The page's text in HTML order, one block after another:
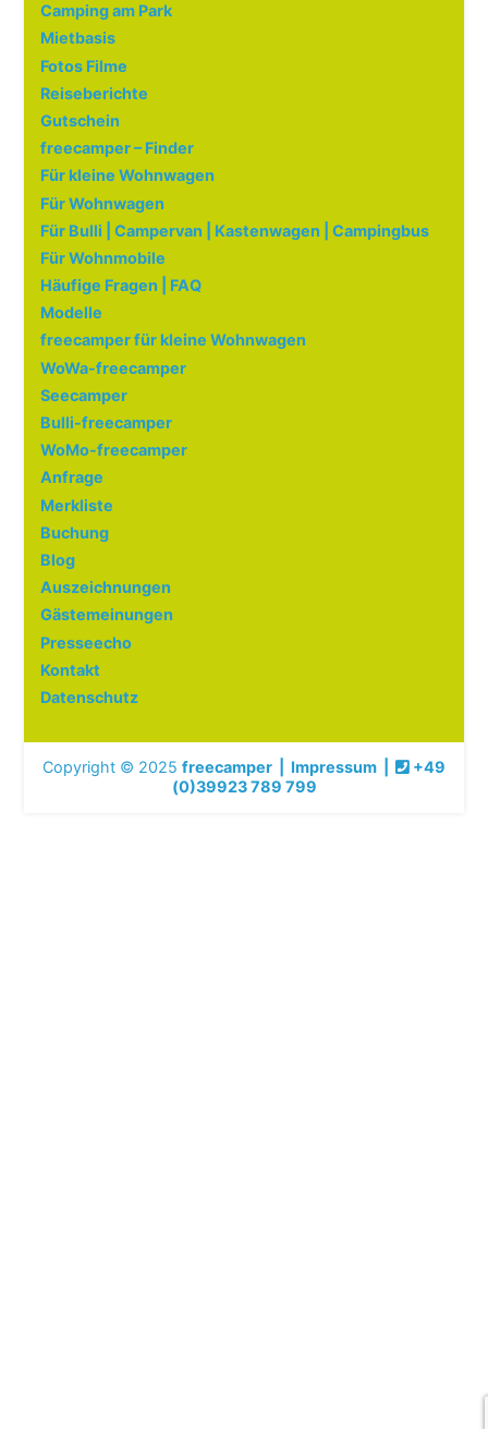
Camping am Park
Mietbasis
Fotos Filme
Reiseberichte
Gutschein
freecamper – Finder
Für kleine Wohnwagen
Für Wohnwagen
Für Bulli | Campervan | Kastenwagen | Campingbus
Für Wohnmobile
Häufige Fragen | FAQ
Modelle
freecamper für kleine Wohnwagen
WoWa-freecamper
Seecamper
Bulli-freecamper
WoMo-freecamper
Anfrage
Merkliste
Buchung
Blog
Auszeichnungen
Gästemeinungen
Presseecho
Kontakt
Datenschutz
Copyright © 2025 freecamper Impressum
+49
(0)39923 789 799